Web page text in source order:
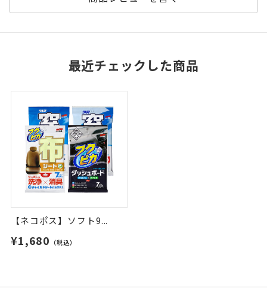
最近チェックした商品
【ネコポス】ソフト9...
¥1,680 （税込）